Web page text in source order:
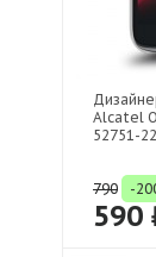
Alcatel
52751-
790 -
590